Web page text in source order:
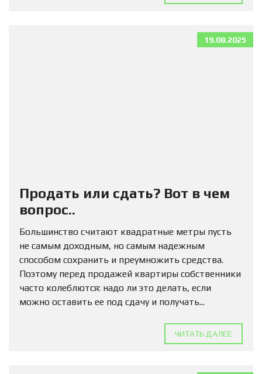
19.08.2025
Продать или сдать? Вот в чем
вопрос..
Большинство считают квадратные метры пусть
не самым доходным, но самым надежным
способом сохранить и преумножить средства.
Поэтому перед продажей квартиры собственники
часто колеблются: надо ли это делать, если
можно оставить ее под сдачу и получать...
ЧИТАТЬ ДАЛЕЕ